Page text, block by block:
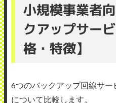
小規模事業者
クアップサー
格・特徴】
6つのバックアップ回線サ
について比較します。